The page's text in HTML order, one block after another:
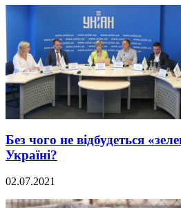
Без чого не відбудеться
Україні?
02.07.2021